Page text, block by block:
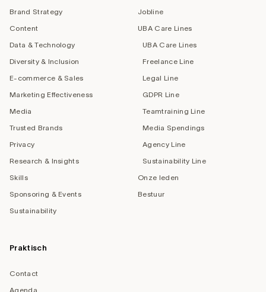
Brand Strategy
Content
Data & Technology
Diversity & Inclusion
E-commerce & Sales
Marketing Effectiveness
Media
Trusted Brands
Privacy
Research & Insights
Skills
Sponsoring & Events
Sustainability
Jobline
UBA Care Lines
UBA Care Lines
Freelance Line
Legal Line
GDPR Line
Teamtraining Line
Media Spendings
Agency Line
Sustainability Line
Onze leden
Bestuur
Praktisch
Contact
Agenda